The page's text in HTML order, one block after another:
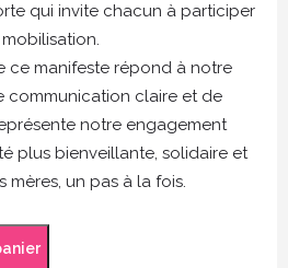
qui invite chacun à participer
ce manifeste répond à notre
communication claire et de
notre engagement
plus bienveillante, solidaire et
mères, un pas à la fois.